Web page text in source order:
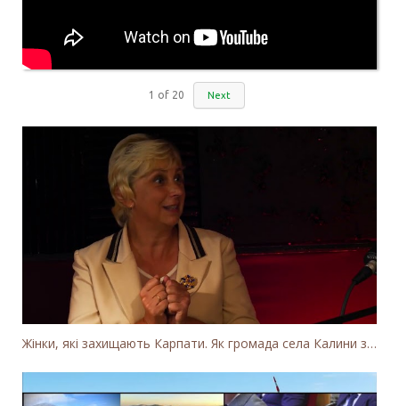
1 of 20 Next
Жінки, які захищають Карпати. Як громада села Калини захищає річку Тересву від забудови МГЕС